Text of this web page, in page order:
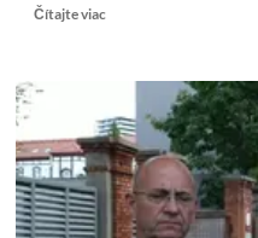
Čítajte viacRead
ospravedlňuje
banderovské
symboly
na
Ukrajine
ako